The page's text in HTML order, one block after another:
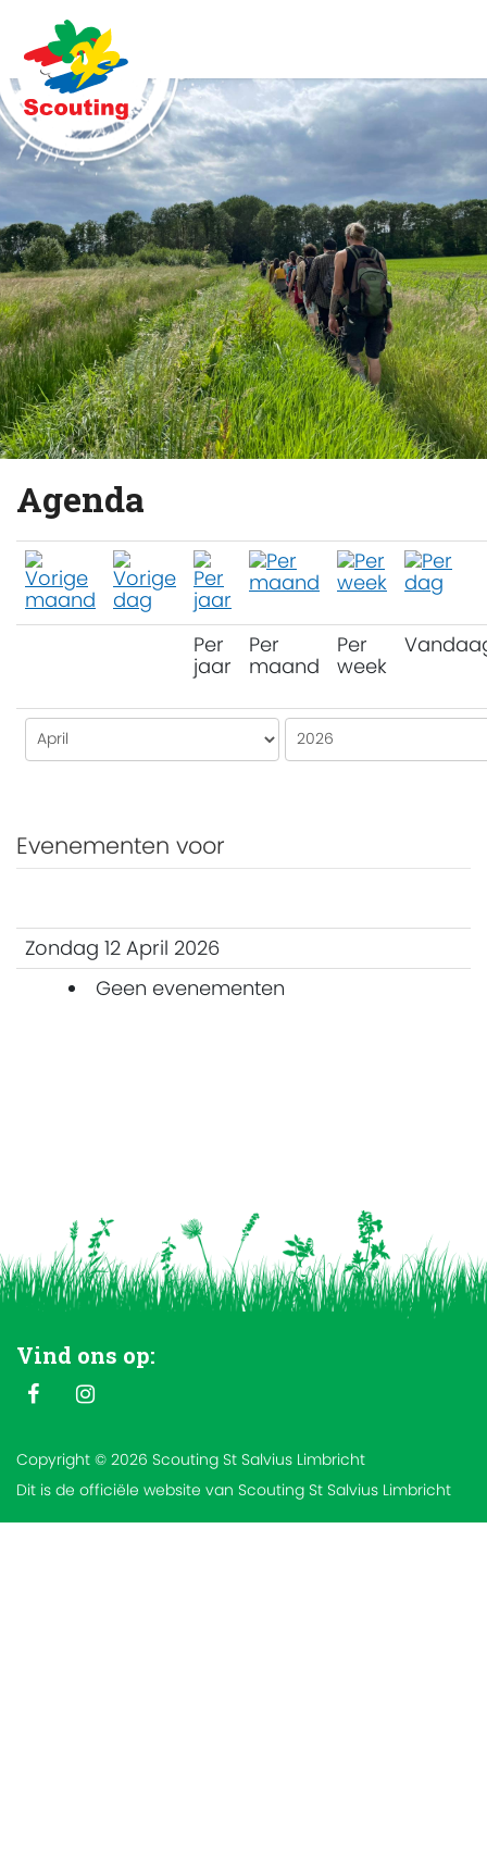
Agenda
Per
jaar
Per
maand
Per
week
Evenementen voor
Zondag 12 April 2026
Geen evenementen
Vind ons op:
Copyright © 2026 Scouting St Salvius Limbricht
Dit is de officiële website van Scouting St Salvius Limbricht